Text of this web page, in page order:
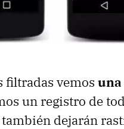
filtradas vemos
un registro de
dejarán